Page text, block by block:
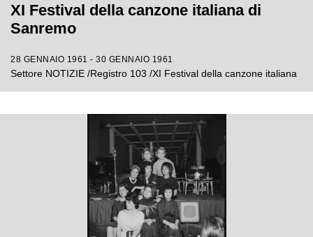
XI Festival della canzone italiana di
Sanremo
28 GENNAIO 1961 - 30 GENNAIO 1961
Settore NOTIZIE /Registro 103 /XI Festival della canzone italiana